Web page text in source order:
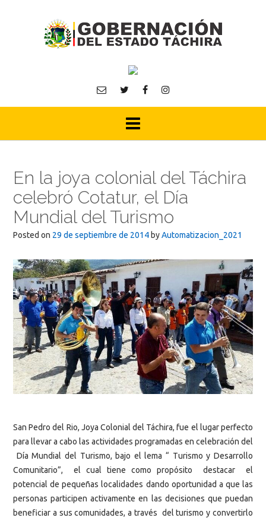
En la joya colonial del Táchira
celebró Cotatur, el Día
Mundial del Turismo
Posted on 29 de septiembre de 2014 byAutomatizacion_2021
San Pedro del Rio, Joya Colonial del Táchira, fue el lugar perfecto
para llevar a cabo las actividades programadas en celebración del
Día Mundial del Turismo, bajo el lema “ Turismo y Desarrollo
Comunitario”, el cual tiene como propósito destacar el
potencial de pequeñas localidades dando oportunidad a que las
personas participen activamente en las decisiones que puedan
beneficiar a sus comunidades, a través del turismo y convertirlo